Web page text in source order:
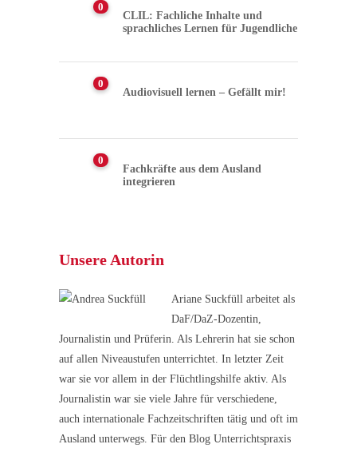
0
CLIL: Fachliche Inhalte und
sprachliches Lernen für Jugendliche
0
Audiovisuell lernen – Gefällt mir!
0
Fachkräfte aus dem Ausland
integrieren
Unsere Autorin
Ariane Suckfüll arbeitet als
DaF/DaZ-Dozentin,
Journalistin und Prüferin. Als Lehrerin hat sie schon
auf allen Niveaustufen unterrichtet. In letzter Zeit
war sie vor allem in der Flüchtlingshilfe aktiv. Als
Journalistin war sie viele Jahre für verschiedene,
auch internationale Fachzeitschriften tätig und oft im
Ausland unterwegs. Für den Blog Unterrichtspraxis